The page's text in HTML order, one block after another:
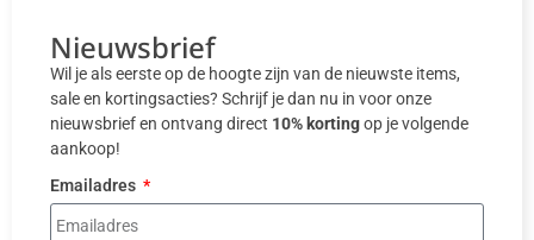
Nieuwsbrief
Wil je als eerste op de hoogte zijn van de nieuwste items,
sale en kortingsacties? Schrijf je dan nu in voor onze
nieuwsbrief en ontvang direct 10% kortingop je volgende
aankoop!
Emailadres